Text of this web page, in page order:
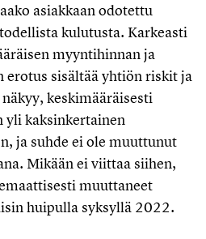
asiakkaan odotettu
kulutusta. Karkeasti
myyntihinnan ja
erotus sisältää yhtiön riskit ja
keskimääräisesti
yli kaksinkertainen
ja suhde ei ole muuttunut
Mikään ei viittaa siihen,
muuttaneet
huipulla syksyllä 2022.